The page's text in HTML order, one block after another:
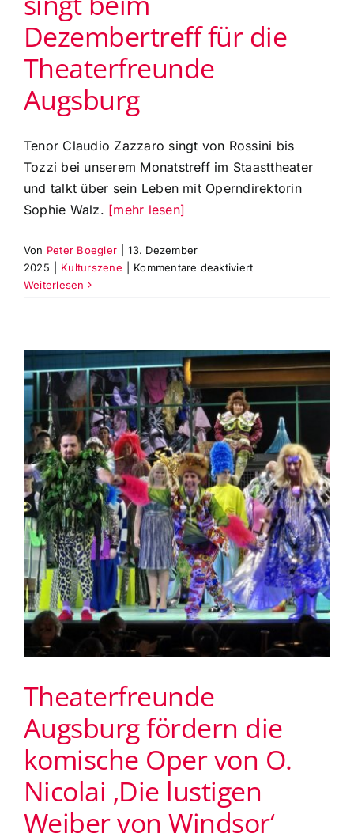
Dezembertreff für die
Theaterfreunde
Augsburg
Tenor Claudio Zazzaro singt von Rossini bis
Tozzi bei unserem Monatstreff im Staasttheater
und talkt über sein Leben mit Operndirektorin
Sophie Walz. [mehr lesen]
Von Peter Boegler
13. Dezember
2025
Kulturszene Kommentare deaktiviertfür
beim
Dezembertreff
für
die
Theaterfreunde
Augsburg
Weiterlesen
Theaterfreunde
Augsburg fördern die
komische Oper von O.
Nicolai ‚Die lustigen
Weiber von Windsor‘